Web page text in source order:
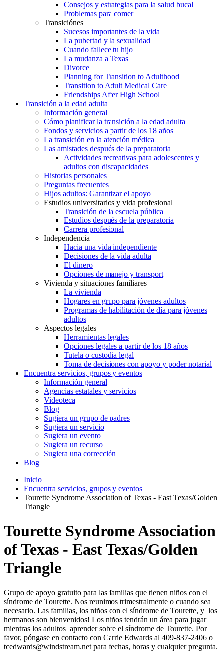
Consejos y estrategias para la salud bucal
Problemas para comer
Transiciónes
Sucesos importantes de la vida
La pubertad y la sexualidad
Cuando fallece tu hijo
La mudanza a Texas
Divorce
Planning for Transition to Adulthood
Transition to Adult Medical Care
Friendships After High School
Transición a la edad adulta
Información general
Cómo planificar la transición a la edad adulta
Fondos y servicios a partir de los 18 años
La transición en la atención médica
Las amistades después de la preparatoria
Actividades recreativas para adolescentes y
adultos con discapacidades
Historias personales
Preguntas frecuentes
Hijos adultos: Garantizar el apoyo
Estudios universitarios y vida profesional
Transición de la escuela pública
Estudios después de la preparatoria
Carrera profesional
Independencia
Hacia una vida independiente
Decisiones de la vida adulta
El dinero
Opciones de manejo y transport
Vivienda y situaciones familiares
La vivienda
Hogares en grupo para jóvenes adultos
Programas de habilitación de día para jóvenes
adultos
Aspectos legales
Herramientas legales
Opciones legales a partir de los 18 años
Tutela o custodia legal
Toma de decisiones con apoyo y poder notarial
Encuentra servicios, grupos y eventos
Información general
Agencias estatales y servicios
Videoteca
Blog
Sugiera un grupo de padres
Sugiera un servicio
Sugiera un evento
Sugiera un recurso
Sugiera una corrección
Blog
Inicio
Encuentra servicios, grupos y eventos
Tourette Syndrome Association of Texas - East Texas/Golden
Triangle
Tourette Syndrome Association
of Texas - East Texas/Golden
Triangle
Grupo de apoyo gratuito para las familias que tienen niños con el
síndrome de Tourette. Nos reunimos trimestralmente o cuando sea
necesario. Las familias, los niños con el síndrome de Tourette, y los
hermanos son bienvenidos! Los niños tendrán un área para jugar
mientras los adultos aprender sobre el síndrome de Tourette. Por
favor, póngase en contacto con Carrie Edwards al 409-837-2406 o
tcedwards@windstream.net para fechas, horas y cualquier pregunta.